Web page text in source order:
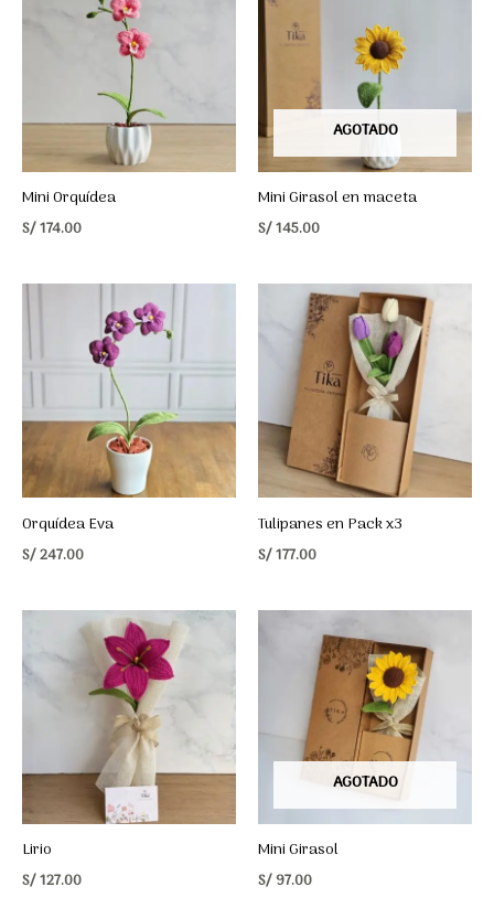
Mini Orquídea
S/174.00
AGOTADO
Mini Girasol en maceta
S/145.00
Orquídea Eva
S/247.00
Tulipanes en Pack x3
S/177.00
Lirio
S/127.00
AGOTADO
Mini Girasol
S/97.00